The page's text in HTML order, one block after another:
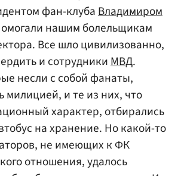
фан-клубаВладимиром
нашим болельщикам
Все шло цивилизованно,
и сотрудникиМВД.
несли с собой фанаты,
милицией, и те из них, что
характер, отбирались
на хранение. Но какой-то
не имеющих к ФК
отношения, удалось